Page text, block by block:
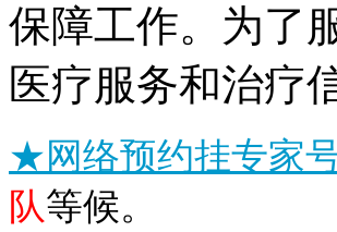
保障工作。为了
医疗服务和治疗
★网络预约挂专家
队等候。